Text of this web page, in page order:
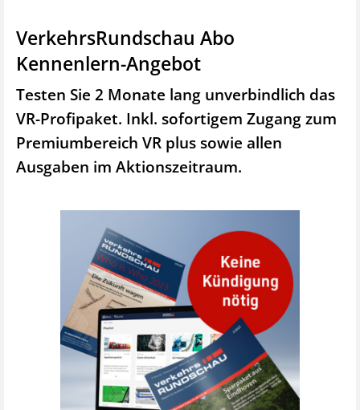
VerkehrsRundschau Abo
Kennenlern-Angebot
Testen Sie 2 Monate lang unverbindlich das
VR-Profipaket. Inkl. sofortigem Zugang zum
Premiumbereich VR plus sowie allen
Ausgaben im Aktionszeitraum.